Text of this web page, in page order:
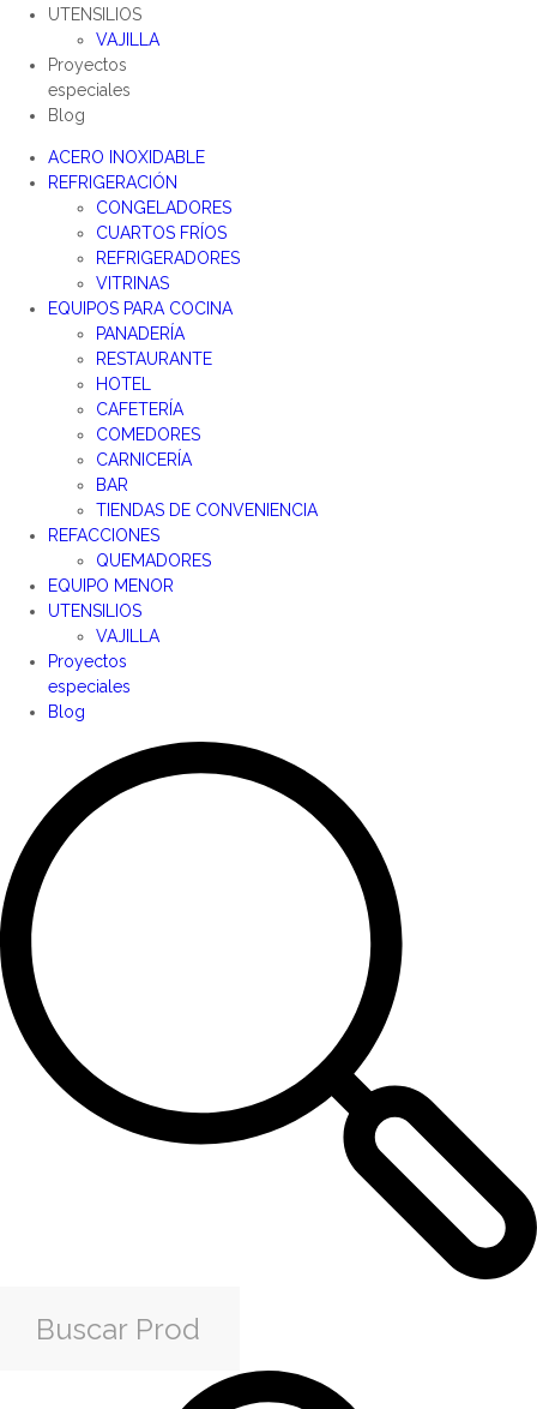
UTENSILIOS
VAJILLA
Proyectos
especiales
Blog
ACERO INOXIDABLE
REFRIGERACIÓN
CONGELADORES
CUARTOS FRÍOS
REFRIGERADORES
VITRINAS
EQUIPOS PARA COCINA
PANADERÍA
RESTAURANTE
HOTEL
CAFETERÍA
COMEDORES
CARNICERÍA
BAR
TIENDAS DE CONVENIENCIA
REFACCIONES
QUEMADORES
EQUIPO MENOR
UTENSILIOS
VAJILLA
Proyectos
especiales
Blog